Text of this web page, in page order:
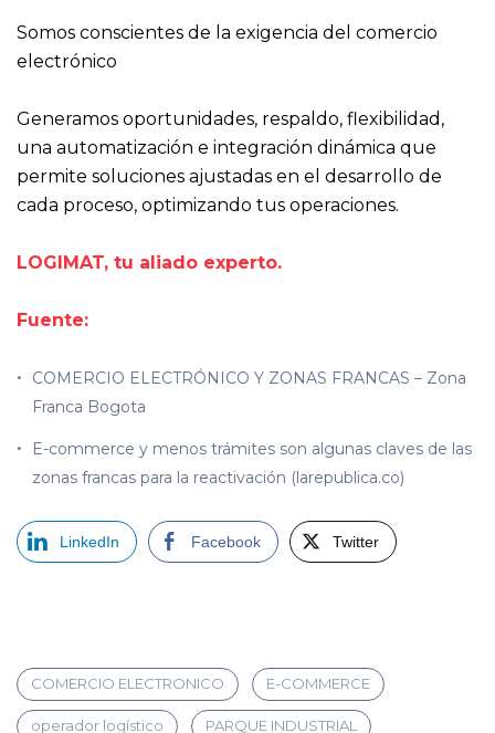
Somos conscientes de la exigencia del comercio
electrónico
Generamos oportunidades, respaldo, flexibilidad,
una automatización e integración dinámica que
permite soluciones ajustadas en el desarrollo de
cada proceso, optimizando tus operaciones.
LOGIMAT, tu aliado experto.
Fuente:
COMERCIO ELECTRÓNICO Y ZONAS FRANCAS – Zona
Franca Bogota
E-commerce y menos trámites son algunas claves de las
zonas francas para la reactivación (larepublica.co)
LinkedIn Facebook Twitter
COMERCIO ELECTRONICO E-COMMERCE
operador logístico PARQUE INDUSTRIAL